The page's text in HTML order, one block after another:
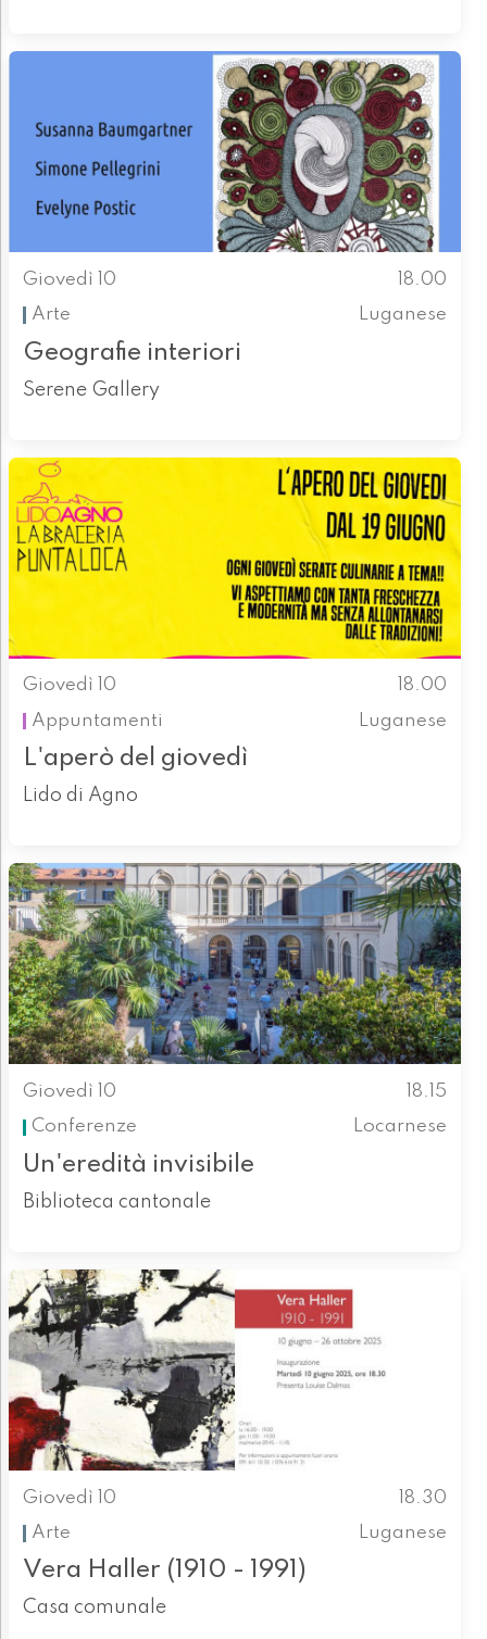
Giovedì 10
18.00
Arte
Luganese
Geografie interiori
Serene Gallery
Giovedì 10
18.00
Appuntamenti
Luganese
L'aperò del giovedì
Lido di Agno
Giovedì 10
18.15
Conferenze
Locarnese
Un'eredità invisibile
Biblioteca cantonale
Giovedì 10
18.30
Arte
Luganese
Vera Haller (1910 - 1991)
Casa comunale